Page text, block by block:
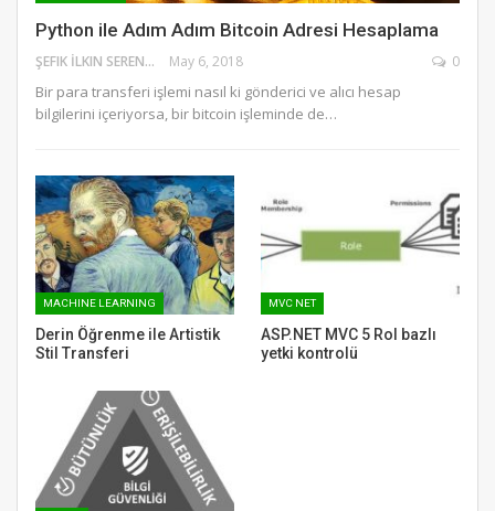
Python ile Adım Adım Bitcoin Adresi Hesaplama
ŞEFIK İLKIN SERENGIL May 6, 2018 0
Bir para transferi işlemi nasıl ki gönderici ve alıcı hesap
bilgilerini içeriyorsa, bir bitcoin işleminde de…
MACHINE LEARNING
Derin Öğrenme ile Artistik
Stil Transferi
MVC NET
ASP.NET MVC 5 Rol bazlı
yetki kontrolü